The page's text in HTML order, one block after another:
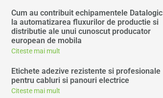
Cum au contribuit echipamentele Datalogic
la automatizarea fluxurilor de productie si
distributie ale unui cunoscut producator
european de mobila
Citeste mai mult
Etichete adezive rezistente si profesionale
pentru cabluri si panouri electrice
Citeste mai mult